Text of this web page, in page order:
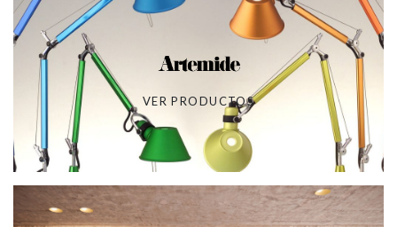
VER PRODUCTOS